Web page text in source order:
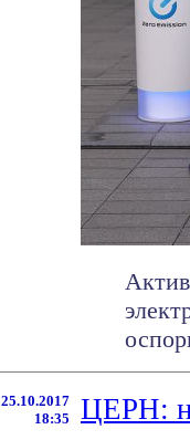
25.10.2017
18:35
ЦЕРН: